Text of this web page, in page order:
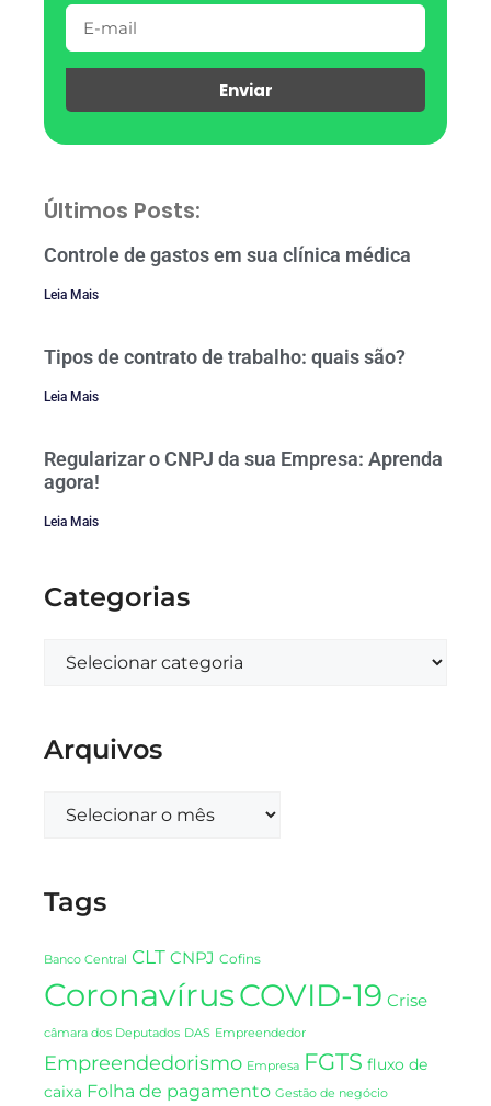
Enviar
Últimos Posts:
Controle de gastos em sua clínica médica
Leia Mais
Tipos de contrato de trabalho: quais são?
Leia Mais
Regularizar o CNPJ da sua Empresa: Aprenda
agora!
Leia Mais
Categorias
Arquivos
Tags
Banco Central CLT CNPJ Cofins
CoronavírusCOVID-19 Crise
câmara dos Deputados DAS Empreendedor
Empreendedorismo Empresa FGTS fluxo de
caixa Folha de pagamento Gestão de negócio